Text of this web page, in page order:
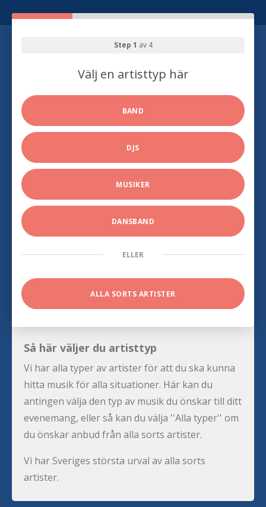
Step 1 av 4
Välj en artisttyp här
BAND
DJS
MUSIKER
DANSBAND
ELLER
ALLA SORTS ARTISTER
Så här väljer du artisttyp
Vi har alla typer av artister för att du ska kunna
hitta musik för alla situationer. Här kan du
antingen välja den typ av musik du önskar till ditt
evenemang, eller så kan du välja ''Alla typer'' om
du önskar anbud från alla sorts artister.
Vi har Sveriges största urval av alla sorts
artister.